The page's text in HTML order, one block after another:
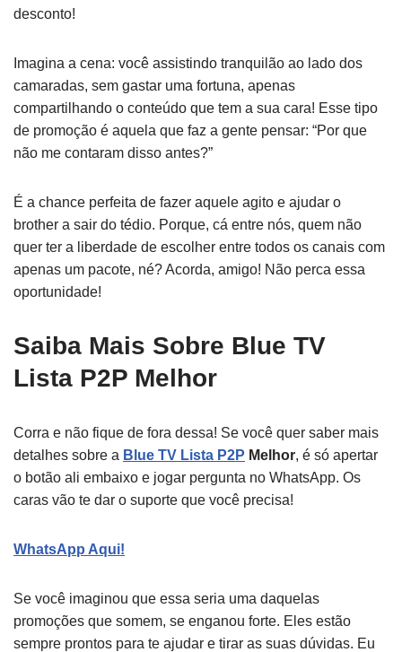
desconto!
Imagina a cena: você assistindo tranquilão ao lado dos
camaradas, sem gastar uma fortuna, apenas
compartilhando o conteúdo que tem a sua cara! Esse tipo
de promoção é aquela que faz a gente pensar: “Por que
não me contaram disso antes?”
É a chance perfeita de fazer aquele agito e ajudar o
brother a sair do tédio. Porque, cá entre nós, quem não
quer ter a liberdade de escolher entre todos os canais com
apenas um pacote, né? Acorda, amigo! Não perca essa
oportunidade!
Saiba Mais Sobre Blue TV
Lista P2P Melhor
Corra e não fique de fora dessa! Se você quer saber mais
detalhes sobre a Blue TV Lista P2P Melhor, é só apertar
o botão ali embaixo e jogar pergunta no WhatsApp. Os
caras vão te dar o suporte que você precisa!
WhatsApp Aqui!
Se você imaginou que essa seria uma daquelas
promoções que somem, se enganou forte. Eles estão
sempre prontos para te ajudar e tirar as suas dúvidas. Eu